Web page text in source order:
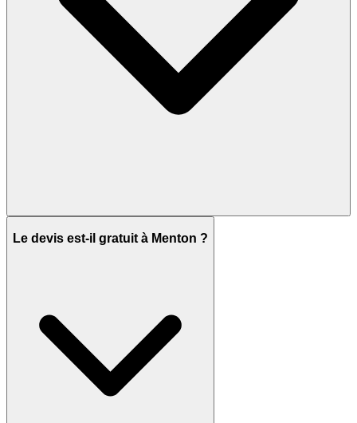
Le devis est-il gratuit à Menton ?